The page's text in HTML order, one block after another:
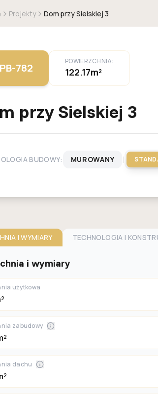
Projekty Dom przy Sielskiej 3
782
POWIERZCHNIA:
122.17m²
przy Sielskiej 3
BUDOWY: MUROWANY |
I WYMIARY TECHNOLOGIA I
i wymiary
użytkowa
zabudowy
dachu